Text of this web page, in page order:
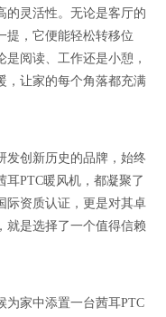
的灵活性。无论是客厅的
提，它便能轻松转移位
阅读、工作还是小憩，
，让家的每个角落都充满
发创新历史的品牌，始终
PTC暖风机，都凝聚了
际资质认证，更是对其卓
就是选择了一个值得信赖
为家中添置一台茜耳PTC